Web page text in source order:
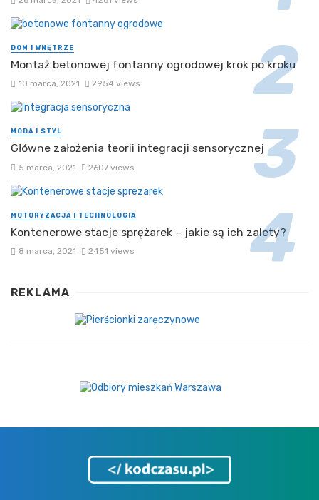
DOM I WNĘTRZE
Montaż betonowej fontanny ogrodowej krok po kroku
10 marca, 2021 2954 views
MODA I STYL
Główne założenia teorii integracji sensorycznej
5 marca, 2021 2607 views
MOTORYZACJA I TECHNOLOGIA
Kontenerowe stacje sprężarek – jakie są ich zalety?
8 marca, 2021 2451 views
REKLAMA